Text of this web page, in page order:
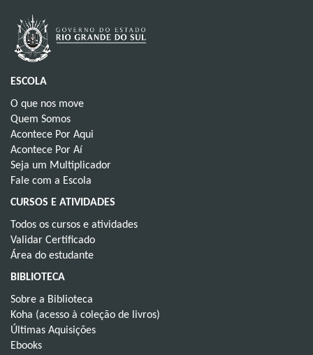
ESCOLA
O que nos move
Quem Somos
Acontece Por Aqui
Acontece Por Aí
Seja um Multiplicador
Fale com a Escola
CURSOS E ATIVIDADES
Todos os cursos e atividades
Validar Certificado
Área do estudante
BIBLIOTECA
Sobre a Biblioteca
Koha (acesso à coleção de livros)
Últimas Aquisições
Ebooks